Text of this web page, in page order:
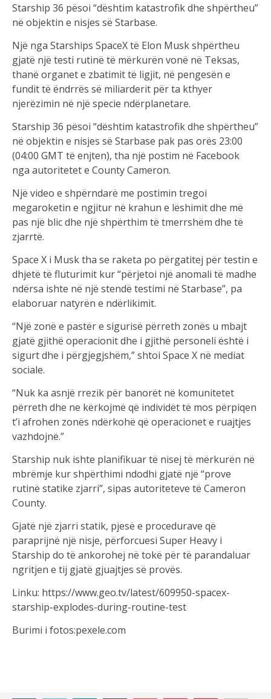
Starship 36 pësoi “dështim katastrofik dhe shpërtheu”
në objektin e nisjes së Starbase.
Një nga Starships SpaceX të Elon Musk shpërtheu
gjatë një testi rutinë të mërkurën vonë në Teksas,
thanë organet e zbatimit të ligjit, në pengesën e
fundit të ëndrrës së miliarderit për ta kthyer
njerëzimin në një specie ndërplanetare.
Starship 36 pësoi “dështim katastrofik dhe shpërtheu”
në objektin e nisjes së Starbase pak pas orës 23:00
(04:00 GMT të enjten), tha një postim në Facebook
nga autoritetet e County Cameron.
Një video e shpërndarë me postimin tregoi
megaroketin e ngjitur në krahun e lëshimit dhe më
pas një blic dhe një shpërthim të tmerrshëm dhe të
zjarrtë.
Space X i Musk tha se raketa po përgatitej për testin e
dhjetë të fluturimit kur “përjetoi një anomali të madhe
ndërsa ishte në një stendë testimi në Starbase”, pa
elaboruar natyrën e ndërlikimit.
“Një zonë e pastër e sigurisë përreth zonës u mbajt
gjatë gjithë operacionit dhe i gjithë personeli është i
sigurt dhe i përgjegjshëm,” shtoi Space X në mediat
sociale.
“Nuk ka asnjë rrezik për banorët në komunitetet
përreth dhe ne kërkojmë që individët të mos përpiqen
t’i afrohen zonës ndërkohë që operacionet e ruajtjes
vazhdojnë.”
Starship nuk ishte planifikuar të nisej të mërkurën në
mbrëmje kur shpërthimi ndodhi gjatë një “prove
rutinë statike zjarri”, sipas autoriteteve të Cameron
County.
Gjatë një zjarri statik, pjesë e procedurave që
paraprijnë një nisje, përforcuesi Super Heavy i
Starship do të ankorohej në tokë për të parandaluar
ngritjen e tij gjatë gjuajtjes së provës.
Linku: https://www.geo.tv/latest/609950-spacex-
starship-explodes-during-routine-test
Burimi i fotos:pexele.com